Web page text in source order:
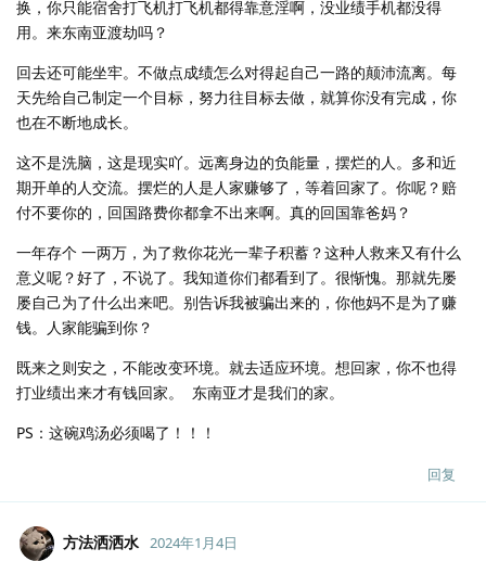
换，你只能宿舍打飞机打飞机都得靠意淫啊，没业绩手机都没得
用。来东南亚渡劫吗？
回去还可能坐牢。不做点成绩怎么对得起自己一路的颠沛流离。每
天先给自己制定一个目标，努力往目标去做，就算你没有完成，你
也在不断地成长。
这不是洗脑，这是现实吖。远离身边的负能量，摆烂的人。多和近
期开单的人交流。摆烂的人是人家赚够了，等着回家了。你呢？赔
付不要你的，回国路费你都拿不出来啊。真的回国靠爸妈？
一年存个 一两万，为了救你花光一辈子积蓄？这种人救来又有什么
意义呢？好了，不说了。我知道你们都看到了。很惭愧。那就先屡
屡自己为了什么出来吧。别告诉我被骗出来的，你他妈不是为了赚
钱。人家能骗到你？
既来之则安之，不能改变环境。就去适应环境。想回家，你不也得
打业绩出来才有钱回家。 东南亚才是我们的家。
PS：这碗鸡汤必须喝了！！！
回复
方法洒洒水 2024年1月4日